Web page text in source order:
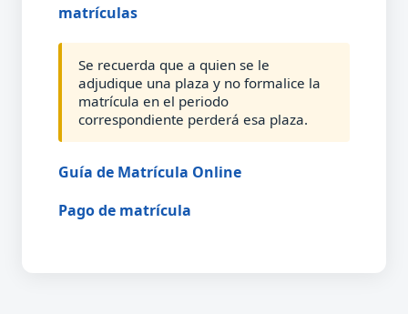
matrículas
Se recuerda que a quien se le
adjudique una plaza y no formalice la
matrícula en el periodo
correspondiente perderá esa plaza.
Guía de Matrícula Online
Pago de matrícula